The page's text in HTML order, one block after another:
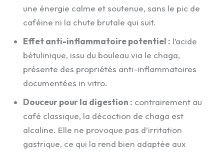
une énergie calme et soutenue, sans le pic de
caféine ni la chute brutale qui suit.
Effet anti-inflammatoire potentiel : l’acide
bétulinique, issu du bouleau via le chaga,
présente des propriétés anti-inflammatoires
documentées in vitro.
Douceur pour la digestion : contrairement au
café classique, la décoction de chaga est
alcaline. Elle ne provoque pas d’irritation
gastrique, ce qui la rend bien adaptée aux